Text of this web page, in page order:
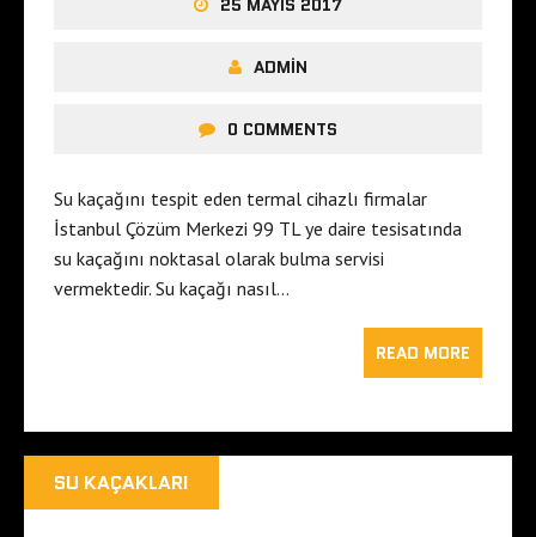
25 MAYIS 2017
ADMIN
0 COMMENTS
Su kaçağını tespit eden termal cihazlı firmalar
İstanbul Çözüm Merkezi 99 TL ye daire tesisatında
su kaçağını noktasal olarak bulma servisi
vermektedir. Su kaçağı nasıl…
READ MORE
SU KAÇAKLARI